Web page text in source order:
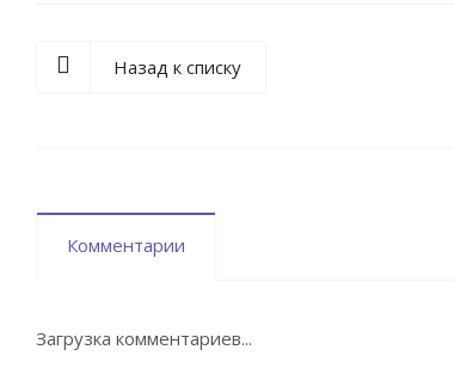
Назад к списку
Комментарии
Загрузка комментариев...